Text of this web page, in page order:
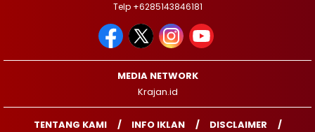
Telp +6285143846181
MEDIA NETWORK
Krajan.id
TENTANG KAMI INFO IKLAN
DISCLAIMER